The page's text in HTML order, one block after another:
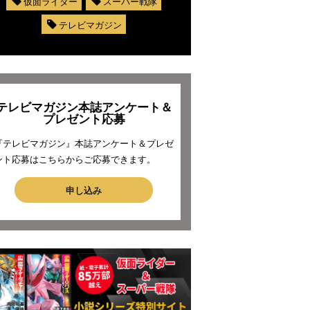
テレビマガジン
レビマガジン本誌アンケート＆
プレゼント応募
テレビマガジン』本誌アンケート＆プレゼ
ト応募はこちらからご応募できます。
申し込み